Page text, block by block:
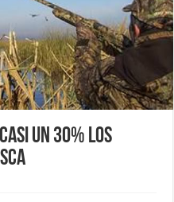
un 30% los